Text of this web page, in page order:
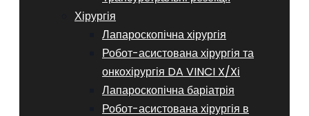
Хірургія
Лапароскопічна хірургія
Робот-асистована хірургія та
онкохірургія DA VINCI X/Xі
Лапароскопічна баріатрія
Робот-асистована хірургія в